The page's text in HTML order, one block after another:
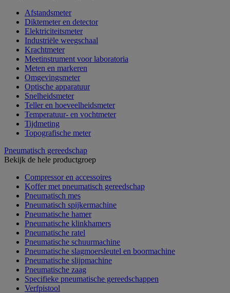
Afstandsmeter
Diktemeter en detector
Elektriciteitsmeter
Industriële weegschaal
Krachtmeter
Meetinstrument voor laboratoria
Meten en markeren
Omgevingsmeter
Optische apparatuur
Snelheidsmeter
Teller en hoeveelheidsmeter
Temperatuur- en vochtmeter
Tijdmeting
Topografische meter
Pneumatisch gereedschap
Bekijk de hele productgroep
Compressor en accessoires
Koffer met pneumatisch gereedschap
Pneumatisch mes
Pneumatisch spijkermachine
Pneumatische hamer
Pneumatische klinkhamers
Pneumatische ratel
Pneumatische schuurmachine
Pneumatische slagmoersleutel en boormachine
Pneumatische slijpmachine
Pneumatische zaag
Specifieke pneumatische gereedschappen
Verfpistool